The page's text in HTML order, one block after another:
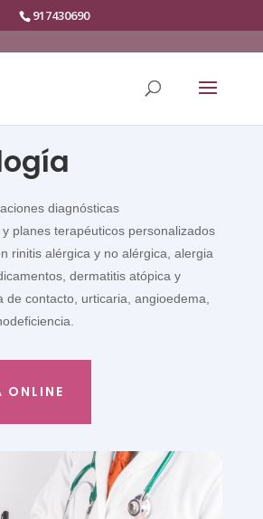
917430690
diagnósticas
planes terapéuticos personalizados
rinitis alérgica y no alérgica, alergia
dermatitis atópica y
de contacto, urticaria, angioedema,
ONLINE